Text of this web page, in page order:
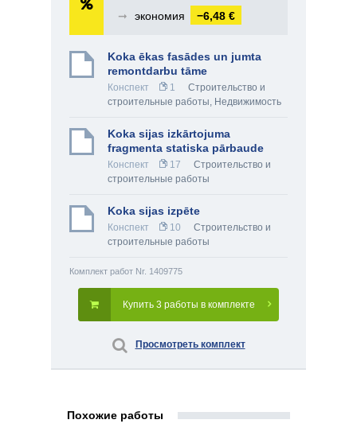
➞
экономия −6,48 €
Koka ēkas fasādes un jumta
remontdarbu tāme
Конспект 1
Строительство и
строительные работы, Недвижимость
Koka sijas izkārtojuma
fragmenta statiska pārbaude
Конспект 17
Строительство и
строительные работы
Koka sijas izpēte
Конспект 10
Строительство и
строительные работы
Комплект работ Nr. 1409775
Купить 3 работы в комплекте
Просмотреть комплект
Похожие работы